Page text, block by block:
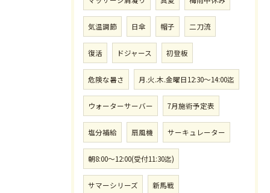
気温調節 日傘 帽子 二刀流
復活 ドジャース 初登板
危険な暑さ 月.火.木.金曜日12:30〜14:00迄
ウォーターサーバー 7月施術予定表
塩分補給 扇風機 サーキュレーター
朝8:00〜12:00(受付11:30迄)
サマーシリーズ 新馬戦